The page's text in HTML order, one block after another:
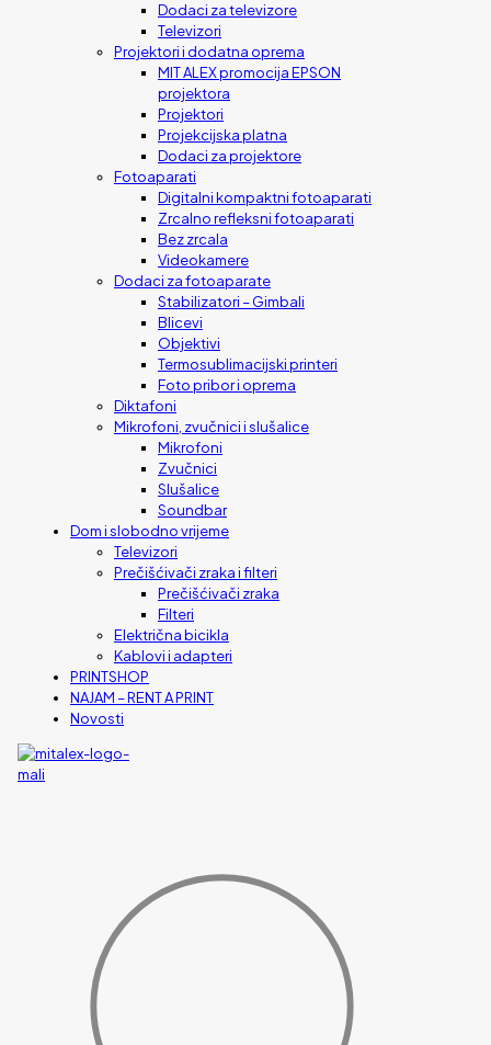
Dodaci za televizore
Televizori
Projektori i dodatna oprema
MIT ALEX promocija EPSON
projektora
Projektori
Projekcijska platna
Dodaci za projektore
Fotoaparati
Digitalni kompaktni fotoaparati
Zrcalno refleksni fotoaparati
Bez zrcala
Videokamere
Dodaci za fotoaparate
Stabilizatori – Gimbali
Blicevi
Objektivi
Termosublimacijski printeri
Foto pribor i oprema
Diktafoni
Mikrofoni, zvučnici i slušalice
Mikrofoni
Zvučnici
Slušalice
Soundbar
Dom i slobodno vrijeme
Televizori
Prečišćivači zraka i filteri
Prečišćivači zraka
Filteri
Električna bicikla
Kablovi i adapteri
PRINTSHOP
NAJAM – RENT A PRINT
Novosti